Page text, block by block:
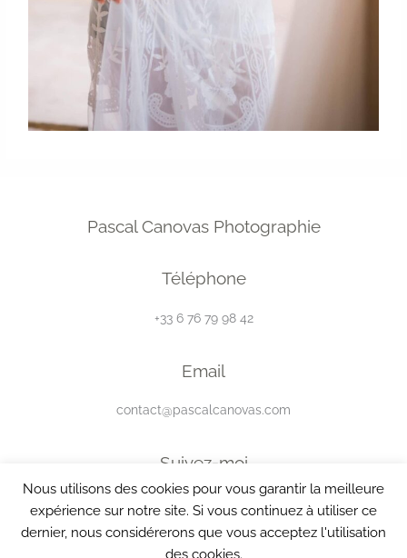
Nous utilisons des cookies pour vous garantir la meilleure
expérience sur notre site. Si vous continuez à utiliser ce
dernier, nous considérerons que vous acceptez l'utilisation
des cookies.
Pascal Canovas Photographie
Téléphone
+33 6 76 79 98 42
Email
contact@pascalcanovas.com
Suivez-moi